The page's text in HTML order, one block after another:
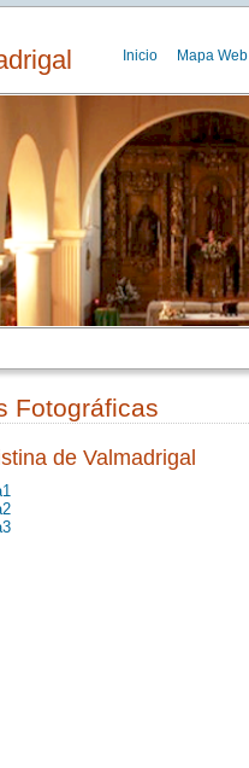
Inicio Mapa Web
Fotográficas
de Valmadrigal